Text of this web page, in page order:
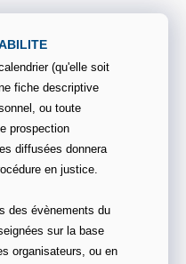
(qu'elle soit
fiche descriptive
ou toute
prospection
diffusées donnera
en justice.
des évènements du
sur la base
organisateurs, ou en